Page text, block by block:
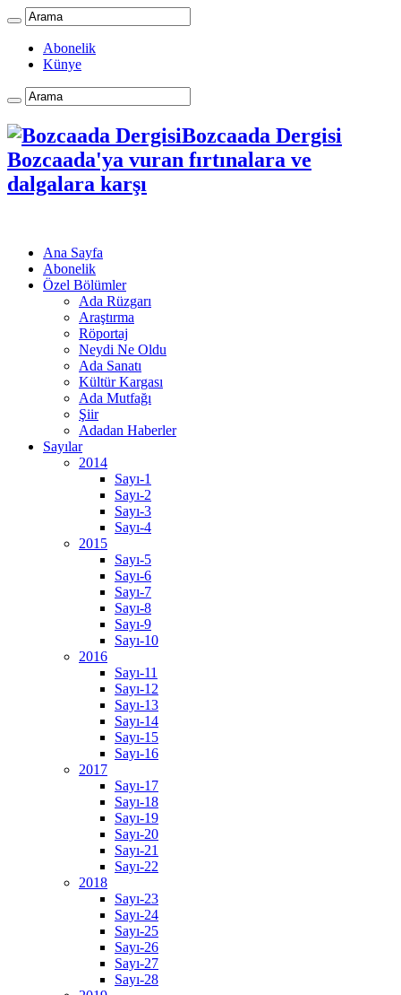
Abonelik
Künye
Bozcaada Dergisi
Bozcaada'ya vuran fırtınalara ve
dalgalara karşı
Ana Sayfa
Abonelik
Özel Bölümler
Ada Rüzgarı
Araştırma
Röportaj
Neydi Ne Oldu
Ada Sanatı
Kültür Kargası
Ada Mutfağı
Şiir
Adadan Haberler
Sayılar
2014
Sayı-1
Sayı-2
Sayı-3
Sayı-4
2015
Sayı-5
Sayı-6
Sayı-7
Sayı-8
Sayı-9
Sayı-10
2016
Sayı-11
Sayı-12
Sayı-13
Sayı-14
Sayı-15
Sayı-16
2017
Sayı-17
Sayı-18
Sayı-19
Sayı-20
Sayı-21
Sayı-22
2018
Sayı-23
Sayı-24
Sayı-25
Sayı-26
Sayı-27
Sayı-28